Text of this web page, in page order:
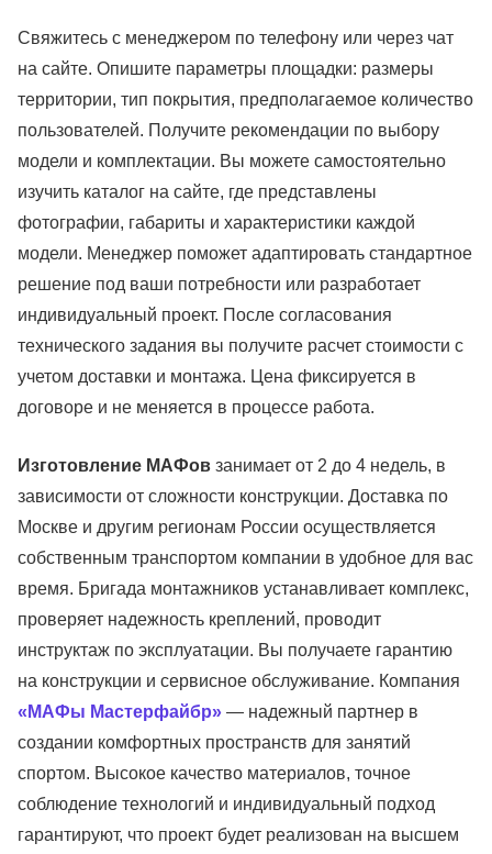
Свяжитесь с менеджером по телефону или через чат
на сайте. Опишите параметры площадки: размеры
территории, тип покрытия, предполагаемое количество
пользователей. Получите рекомендации по выбору
модели и комплектации. Вы можете самостоятельно
изучить каталог на сайте, где представлены
фотографии, габариты и характеристики каждой
модели. Менеджер поможет адаптировать стандартное
решение под ваши потребности или разработает
индивидуальный проект. После согласования
технического задания вы получите расчет стоимости с
учетом доставки и монтажа. Цена фиксируется в
договоре и не меняется в процессе работа.
Изготовление МАФов занимает от 2 до 4 недель, в
зависимости от сложности конструкции. Доставка по
Москве и другим регионам России осуществляется
собственным транспортом компании в удобное для вас
время. Бригада монтажников устанавливает комплекс,
проверяет надежность креплений, проводит
инструктаж по эксплуатации. Вы получаете гарантию
на конструкции и сервисное обслуживание. Компания
«МАФы Мастерфайбр» — надежный партнер в
создании комфортных пространств для занятий
спортом. Высокое качество материалов, точное
соблюдение технологий и индивидуальный подход
гарантируют, что проект будет реализован на высшем